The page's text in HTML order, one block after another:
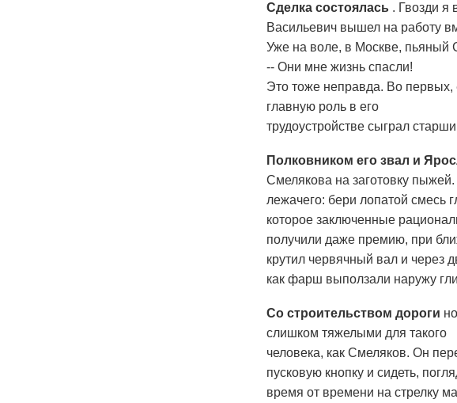
Сделка состоялась . Гвозди я
Васильевич вышел на работу
Уже на воле, в Москве, пьяный
-- Они мне жизнь спасли!
Это тоже неправда. Во первых,
главную роль в его
трудоустройстве сыграл
Полковником его звал и
Смелякова на заготовку
лежачего: бери лопатой смесь
которое заключенные
получили даже премию, при
крутил червячный вал и через
как фарш выползали наружу
Со строительством дороги
слишком тяжелыми для такого
человека, как Смеляков. Он
пусковую кнопку и сидеть,
время от времени на стрелку